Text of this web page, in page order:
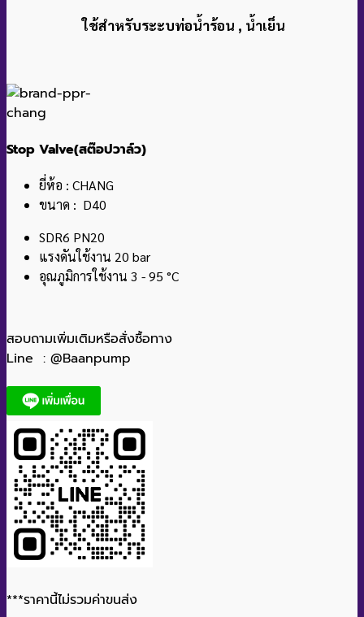
ใช้สำหรับระะบท่อน้ำร้อน , น้ำเย็น
Stop Valve(สต๊อปวาล์ว)
ยี่ห้อ : CHANG
ขนาด : D40
SDR6 PN20
แรงดันใช้งาน 20 bar
อุณภูมิการใช้งาน 3 - 95 °C
สอบถามเพิ่มเติมหรือสั่งซื้อทาง
Line : @Baanpump
***ราคานี้ไม่รวมค่าขนส่ง